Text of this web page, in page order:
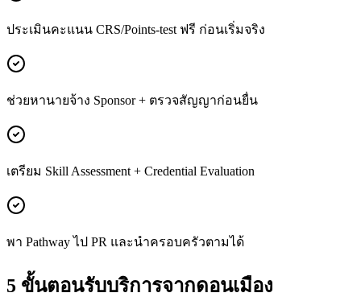
ประเมินคะแนน CRS/Points-test ฟรี ก่อนเริ่มจริง
ช่วยหานายจ้าง Sponsor + ตรวจสัญญาก่อนยื่น
เตรียม Skill Assessment + Credential Evaluation
พา Pathway ไป PR และนำครอบครัวตามได้
5 ขั้นตอนรับบริการจากดอนเมือง